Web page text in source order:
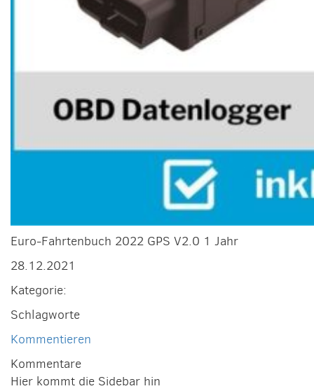
Euro-Fahrtenbuch 2022 GPS V2.0 1 Jahr
28.12.2021
Kategorie:
Schlagworte
Kommentieren
Kommentare
Hier kommt die Sidebar hin